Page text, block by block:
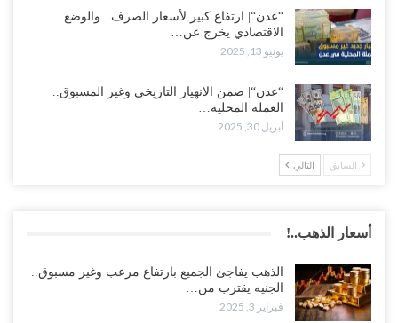
“عدن“| ارتفاع كبير لأسعار الصرف.. والوضع
الاقتصادي يخرج عن…
يونيو 13, 2025
“عدن“| ضمن الانهيار التاريخي وغير المسبوق..
العملة المحلية…
أبريل 30, 2025
السابق التالي
أسعار الذهب..!
الذهب يفاجئ الجميع بارتفاع مرعب وغير مسبوق..
الجنيه يقترب من…
فبراير 3, 2025